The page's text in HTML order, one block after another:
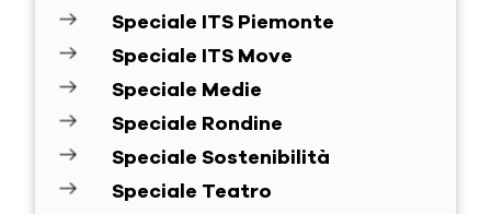
Speciale ITS Piemonte
Speciale ITS Move
Speciale Medie
Speciale Rondine
Speciale Sostenibilità
Speciale Teatro